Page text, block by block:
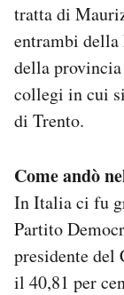
tratta di
entrambi della
della
collegi in cui
di Trento.
Come andò
In Italia ci fu
Partito
presidente del
il 40,81 per